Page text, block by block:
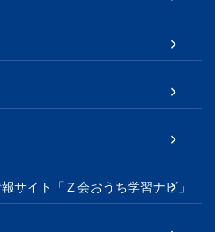
サイト「Ｚ会おうち学習ナビ」